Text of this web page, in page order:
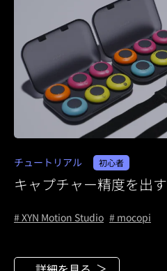
チュートリアル 初心者
キャプチャー精度を出す
# XYN Motion Studio # mocopi